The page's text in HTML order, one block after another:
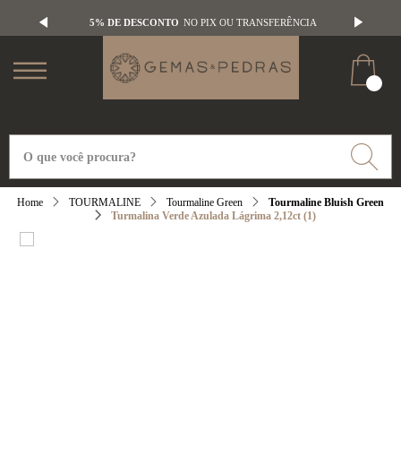
5% DE DESCONTO NO PIX OU TRANSFERÊNCIA
TOURMALINE Tourmaline Green
Tourmaline Bluish Green
Turmalina Verde Azulada Lágrima 2,12ct (1)